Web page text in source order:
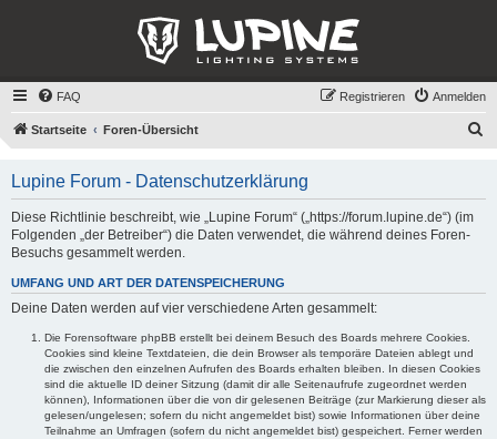
FAQ Anmelden
Registrieren
Startseite Foren-Übersicht
Lupine Forum - Datenschutzerklärung
Diese Richtlinie beschreibt, wie „Lupine Forum“ („https://forum.lupine.de“) (im
Folgenden „der Betreiber“) die Daten verwendet, die während deines Foren-
Besuchs gesammelt werden.
UMFANG UND ART DER DATENSPEICHERUNG
Deine Daten werden auf vier verschiedene Arten gesammelt:
Die Forensoftware phpBB erstellt bei deinem Besuch des Boards mehrere Cookies.
Cookies sind kleine Textdateien, die dein Browser als temporäre Dateien ablegt und
die zwischen den einzelnen Aufrufen des Boards erhalten bleiben. In diesen Cookies
sind die aktuelle ID deiner Sitzung (damit dir alle Seitenaufrufe zugeordnet werden
können), Informationen über die von dir gelesenen Beiträge (zur Markierung dieser als
gelesen/ungelesen; sofern du nicht angemeldet bist) sowie Informationen über deine
Teilnahme an Umfragen (sofern du nicht angemeldet bist) gespeichert. Ferner werden